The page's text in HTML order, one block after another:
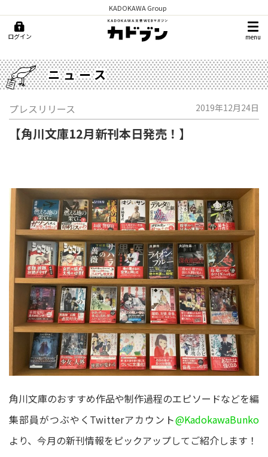
KADOKAWA Group
ログイン menu
ニュース
プレスリリース 2019年12月24日
【角川文庫12月新刊本日発売！】
角川文庫のおすすめ作品や制作過程のエピソードなどを編
集部員がつぶやくTwitterアカウント@KadokawaBunko
より、今月の新刊情報をピックアップしてご紹介します！